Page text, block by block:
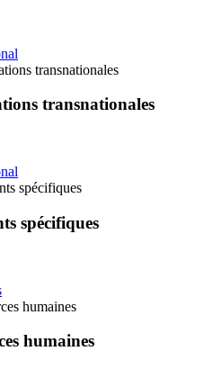
transnationales
transnationales
spécifiques
spécifiques
humaines
humaines